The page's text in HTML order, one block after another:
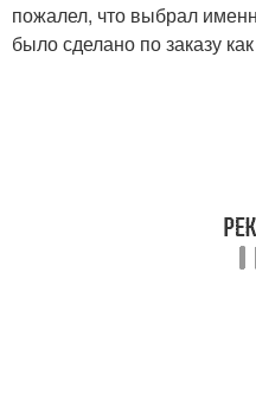
пожалел, что выбрал
было сделано по заказу